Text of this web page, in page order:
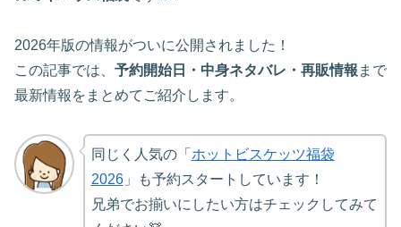
2026年版の情報がついに公開されました！
この記事では、 予約開始日・中身ネタバレ・再販情報 まで
最新情報をまとめてご紹介します。
同じく人気の「 ホットビスケッツ福袋
2026」も予約スタートしています！
兄弟でお揃いにしたい方はチェックしてみて